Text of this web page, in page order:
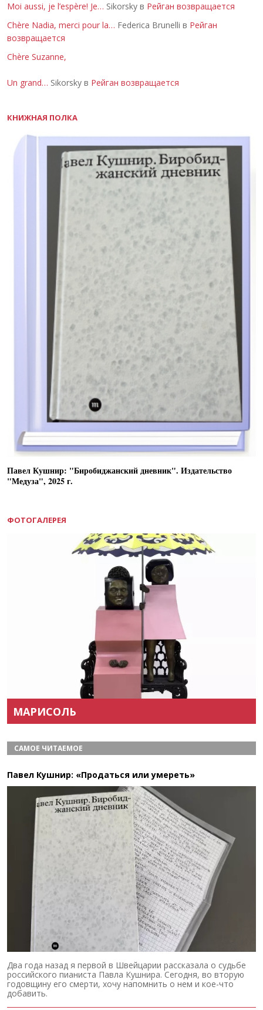
Moi aussi, je l’espère! Je… Sikorsky в Рейган возвращается
Chère Nadia, merci pour la… Federica Brunelli в Рейган
возвращается
Chère Suzanne,
Un grand… Sikorsky в Рейган возвращается
КНИЖНАЯ ПОЛКА
Павел Кушнир: "Биробиджанский дневник". Издательство
"Медуза", 2025 г.
ФОТОГАЛЕРЕЯ
МАРИСОЛЬ
САМОЕ ЧИТАЕМОЕ
Павел Кушнир: «Продаться или умереть»
Два года назад я первой в Швейцарии рассказала о судьбе
российского пианиста Павла Кушнира. Сегодня, во вторую
годовщину его смерти, хочу напомнить о нем и кое-что
добавить.